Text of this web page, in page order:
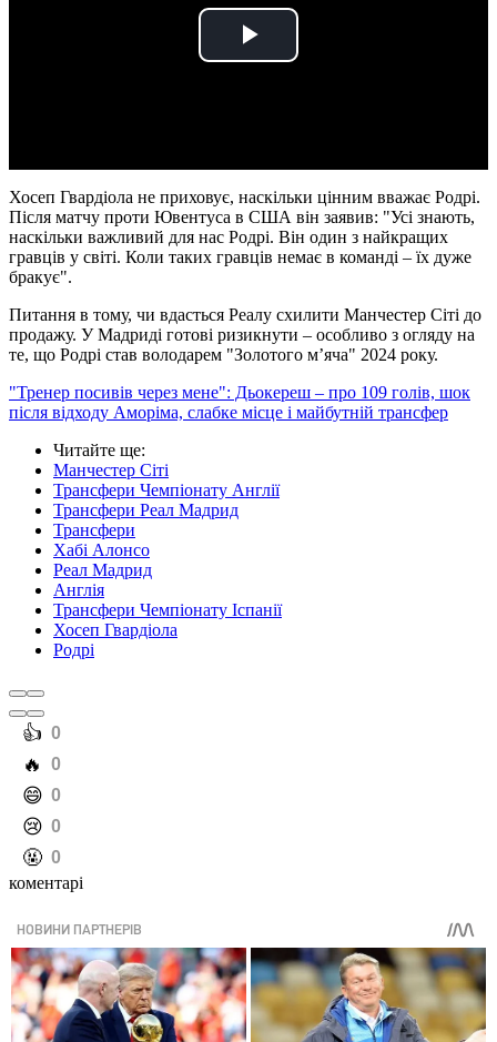
Play
Хосеп Гвардіола не приховує, наскільки цінним вважає Родрі.
Після матчу проти Ювентуса в США він заявив: "Усі знають,
наскільки важливий для нас Родрі. Він один з найкращих
гравців у світі. Коли таких гравців немає в команді – їх дуже
бракує".
Питання в тому, чи вдасться Реалу схилити Манчестер Сіті до
продажу. У Мадриді готові ризикнути – особливо з огляду на
те, що Родрі став володарем "Золотого м’яча" 2024 року.
"Тренер посивів через мене": Дьокереш – про 109 голів, шок
після відходу Аморіма, слабке місце і майбутній трансфер
Читайте ще:
Манчестер Сіті
Трансфери Чемпіонату Англії
Трансфери Реал Мадрид
Трансфери
Хабі Алонсо
Реал Мадрид
Англія
Трансфери Чемпіонату Іспанії
Хосеп Гвардіола
Родрі
️👍 0
️🔥 0
️😄 0
️😢 0
️🤬 0
коментарі